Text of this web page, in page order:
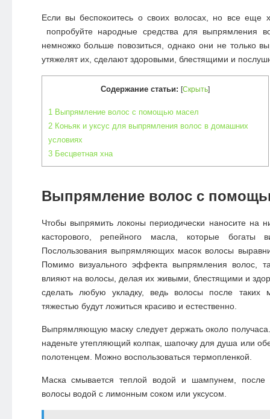
Если вы беспокоитесь о своих волосах, но все еще
попробуйте народные средства для выпрямления
немножко больше повозиться, однако они не только
утяжелят их, сделают здоровыми, блестящими и
Содержание статьи: [Скрыть]
1 Выпрямление волос с помощью масел
2Коньяк и уксус для выпрямления волос в домашних
условиях
3Бесцветная хна
Выпрямление волос с
Чтобы выпрямить локоны периодически наносите на
касторового, репейного масла, которые богаты
Послользования выпрямляющих масок волосы
Помимо визуального эффекта выпрямления волос,
влияют на волосы, делая их живыми, блестящими и
сделать любую укладку, ведь волосы после таких
тяжестью будут ложиться красиво и естественно.
Выпрямляющую маску следует держать около
наденьте утепляющий колпак, шапочку для душа или
полотенцем. Можно воспользоваться термопленкой.
Маска смывается теплой водой и шампунем, после
волосы водой с лимонным соком или уксусом.